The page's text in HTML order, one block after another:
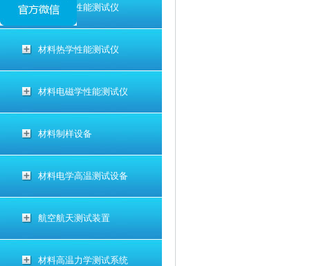
材料电学性能测试仪
材料热学性能测试仪
材料电磁学性能测试仪
材料制样设备
材料电学高温测试设备
航空航天测试装置
材料高温力学测试系统